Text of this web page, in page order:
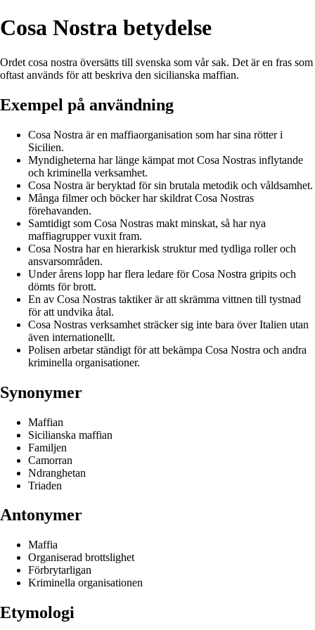
Cosa Nostra betydelse
Ordet cosa nostra översätts till svenska som vår sak. Det är en fras som
oftast används för att beskriva den sicilianska maffian.
Exempel på användning
Cosa Nostra är en maffiaorganisation som har sina rötter i
Sicilien.
Myndigheterna har länge kämpat mot Cosa Nostras inflytande
och kriminella verksamhet.
Cosa Nostra är beryktad för sin brutala metodik och våldsamhet.
Många filmer och böcker har skildrat Cosa Nostras
förehavanden.
Samtidigt som Cosa Nostras makt minskat, så har nya
maffiagrupper vuxit fram.
Cosa Nostra har en hierarkisk struktur med tydliga roller och
ansvarsområden.
Under årens lopp har flera ledare för Cosa Nostra gripits och
dömts för brott.
En av Cosa Nostras taktiker är att skrämma vittnen till tystnad
för att undvika åtal.
Cosa Nostras verksamhet sträcker sig inte bara över Italien utan
även internationellt.
Polisen arbetar ständigt för att bekämpa Cosa Nostra och andra
kriminella organisationer.
Synonymer
Maffian
Sicilianska maffian
Familjen
Camorran
Ndranghetan
Triaden
Antonymer
Maffia
Organiserad brottslighet
Förbrytarligan
Kriminella organisationen
Etymologi